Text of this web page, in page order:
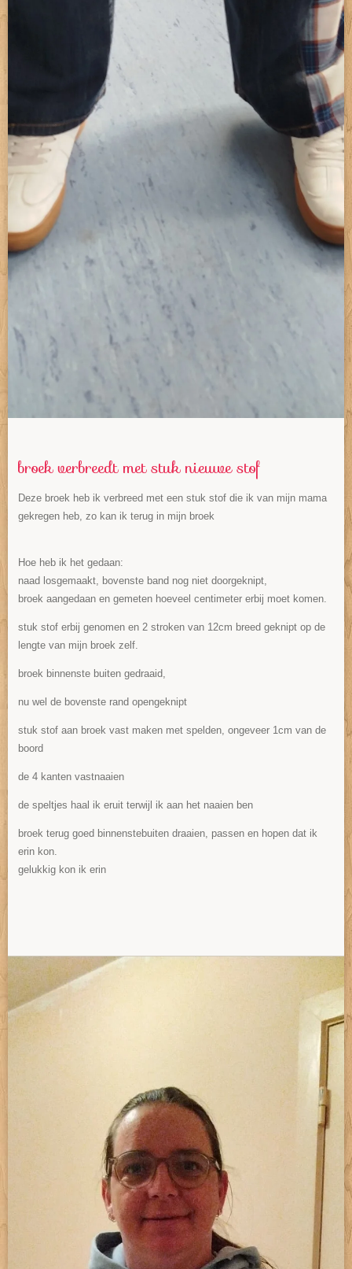
broek verbreedt met stuk nieuwe stof
Deze broek heb ik verbreed met een stuk stof die ik van mijn mama
gekregen heb, zo kan ik terug in mijn broek
Hoe heb ik het gedaan:
naad losgemaakt, bovenste band nog niet doorgeknipt,
broek aangedaan en gemeten hoeveel centimeter erbij moet komen.
stuk stof erbij genomen en 2 stroken van 12cm breed geknipt op de
lengte van mijn broek zelf.
broek binnenste buiten gedraaid,
nu wel de bovenste rand opengeknipt
stuk stof aan broek vast maken met spelden, ongeveer 1cm van de
boord
de 4 kanten vastnaaien
de speltjes haal ik eruit terwijl ik aan het naaien ben
broek terug goed binnenstebuiten draaien, passen en hopen dat ik
erin kon.
gelukkig kon ik erin